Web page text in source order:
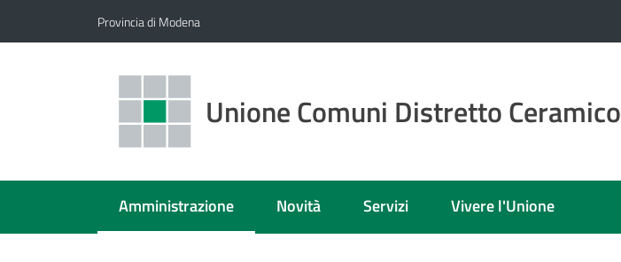
Provincia di Modena
Unione Comuni Distretto Ceramico
Amministrazione
Menu selezionato Novità Servizi Vivere l'Unione